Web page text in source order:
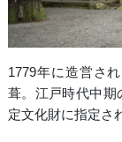
1779年に造営さ
葺。江戸時代中期
定文化財に指定さ